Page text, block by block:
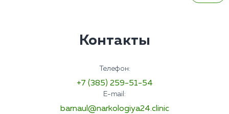
Контакты
Телефон:
+7 (385) 259-51-54
E-mail:
barnaul@narkologiya24.clinic